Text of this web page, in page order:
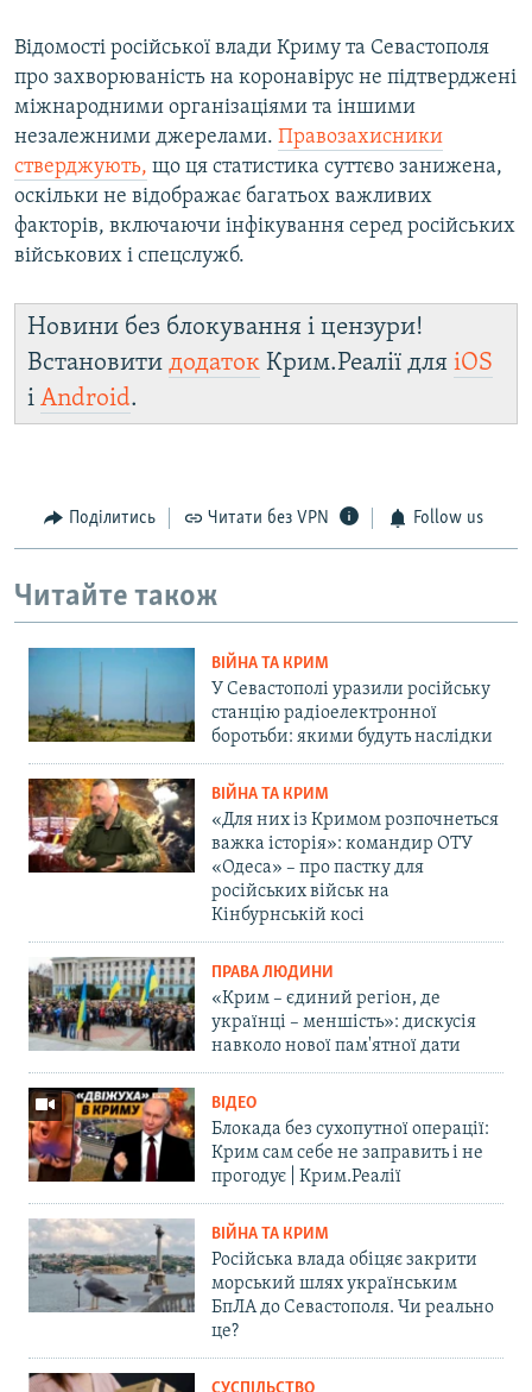
Відомості російської влади Криму та Севастополя
про захворюваність на коронавірус не підтверджені
міжнародними організаціями та іншими
незалежними джерелами. Правозахисники
стверджують, що ця статистика суттєво занижена,
оскільки не відображає багатьох важливих
факторів, включаючи інфікування серед російських
військових і спецслужб.
Новини без блокування і цензури!
Встановити додаток Крим.Реалії для iOS
і Android.
Поділитись Читати без VPN Follow us
Читайте також
ВІЙНА ТА КРИМ
У Севастополі уразили російську
станцію радіоелектронної
боротьби: якими будуть наслідки
ВІЙНА ТА КРИМ
«Для них із Кримом розпочнеться
важка історія»: командир ОТУ
«Одеса» – про пастку для
російських військ на
Кінбурнській косі
ПРАВА ЛЮДИНИ
«Крим – єдиний регіон, де
українці – меншість»: дискусія
навколо нової пам'ятної дати
ВІДЕО
Блокада без сухопутної операції:
Крим сам себе не заправить і не
прогодує | Крим.Реалії
ВІЙНА ТА КРИМ
Російська влада обіцяє закрити
морський шлях українським
БпЛА до Севастополя. Чи реально
це?